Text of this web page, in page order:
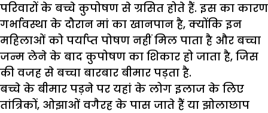
परिवारों के बच्चे कुपोषण से ग्रसित होते हैं. इस का कारण
गर्भावस्था के दौरान मां का खानपान है, क्योंकि इन
महिलाओं को पर्याप्त पोषण नहीं मिल पाता है और बच्चा
जन्म लेने के बाद कुपोषण का शिकार हो जाता है, जिस
की वजह से बच्चा बारबार बीमार पड़ता है.
बच्चे के बीमार पड़ने पर यहां के लोग इलाज के लिए
तांत्रिकों, ओझाओं वगैरह के पास जाते हैं या झोलाछाप